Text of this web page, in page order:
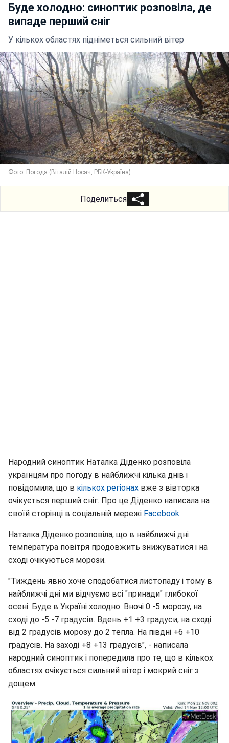
Буде холодно: синоптик розповіла, де
випаде перший сніг
У кількох областях підніметься сильний вітер
Фото: Погода (Віталій Носач, РБК-Україна)
Поделиться
Народний синоптик Наталка Діденко розповіла
українцям про погоду в найближчі кілька днів і
повідомила, що в кількох регіонах вже з вівторка
очікується перший сніг. Про це Діденко написала на
своїй сторінці в соціальній мережі Facebook.
Наталка Діденко розповіла, що в найближчі дні
температура повітря продовжить знижуватися і на
сході очікуються морози.
"Тиждень явно хоче сподобатися листопаду і тому в
найближчі дні ми відчуємо всі "принади" глибокої
осені. Буде в Україні холодно. Вночі 0 -5 морозу, на
сході до -5 -7 градусів. Вдень +1 +3 градуси, на сході
від 2 градусів морозу до 2 тепла. На півдні +6 +10
градусів. На заході +8 +13 градусів", - написала
народний синоптик і попередила про те, що в кількох
областях очікується сильний вітер і мокрий сніг з
дощем.